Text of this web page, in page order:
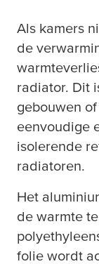
Als kamers
de
radiator. Dit
gebouwen
eenvoudige
isolerende
radiatoren.
Het
de warmte
folie wordt